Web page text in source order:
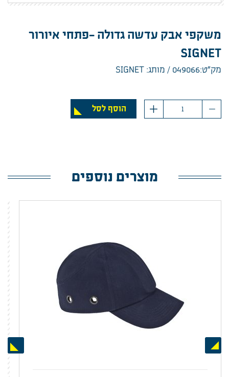
משקפי אבק עדשה גדולה -פתחי איורור
SIGNET
מק”ט:049066 מותג: SIGNET
הוסף לסל
מוצרים נוספים
Previous
Next